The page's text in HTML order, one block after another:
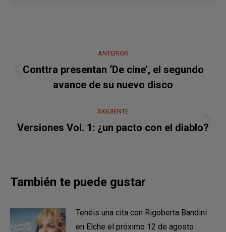
entre
publicaciones
ANTERIOR
Publicación
anterior:
Conttra presentan ‘De cine’, el segundo
avance de su nuevo disco
SIGUIENTE
Publicación
Versiones Vol. 1: ¿un pacto con el diablo?
También te puede gustar
Tenéis una cita con Rigoberta Bandini
en Elche el próximo 12 de agosto